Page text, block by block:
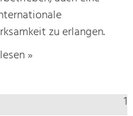
zu erlangen.
»
1